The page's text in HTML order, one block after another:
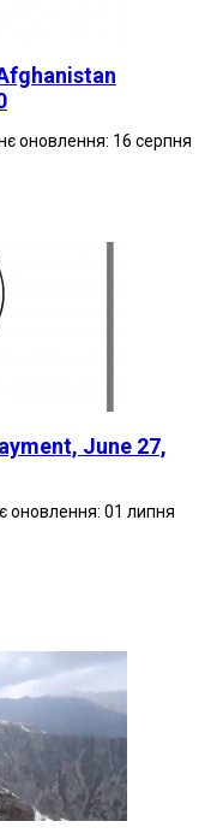
оновлення: 16 серпня
June 27,
оновлення: 01 липня